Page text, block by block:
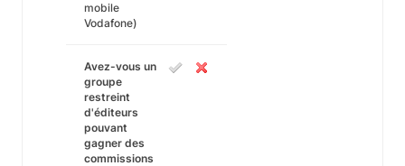
mobile
Vodafone)
Avez-vous un
groupe
restreint
d'éditeurs
pouvant
gagner des
commissions